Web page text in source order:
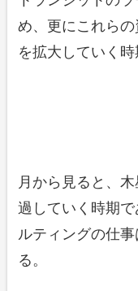
め、更にこれら
を拡大していく
月から見ると、
過していく時期
ルティングの仕
る。